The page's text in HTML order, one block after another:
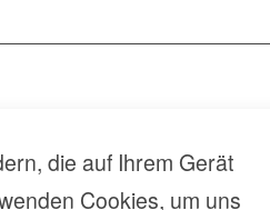
die auf Ihrem Gerät
Cookies, um uns